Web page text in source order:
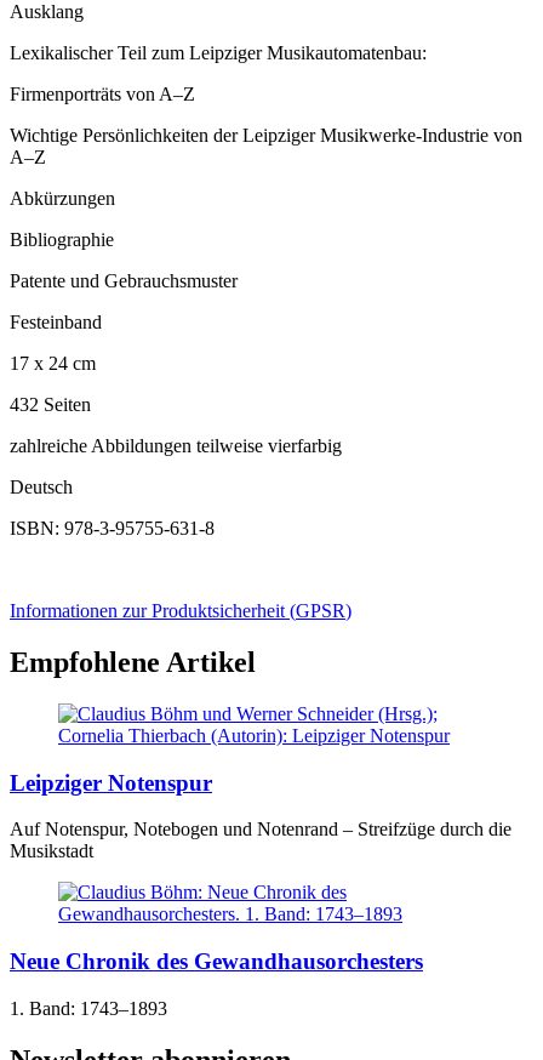
Ausklang
Lexikalischer Teil zum Leipziger Musikautomatenbau:
Firmenporträts von A–Z
Wichtige Persönlichkeiten der Leipziger Musikwerke-Industrie von
A–Z
Abkürzungen
Bibliographie
Patente und Gebrauchsmuster
Festeinband
17 x 24 cm
432 Seiten
zahlreiche Abbildungen teilweise vierfarbig
Deutsch
ISBN: 978-3-95755-631-8
Informationen zur Produktsicherheit (GPSR)
Empfohlene Artikel
Leipziger Notenspur
Auf Notenspur, Notebogen und Notenrand – Streifzüge durch die
Musikstadt
Neue Chronik des Gewandhausorchesters
1. Band: 1743–1893